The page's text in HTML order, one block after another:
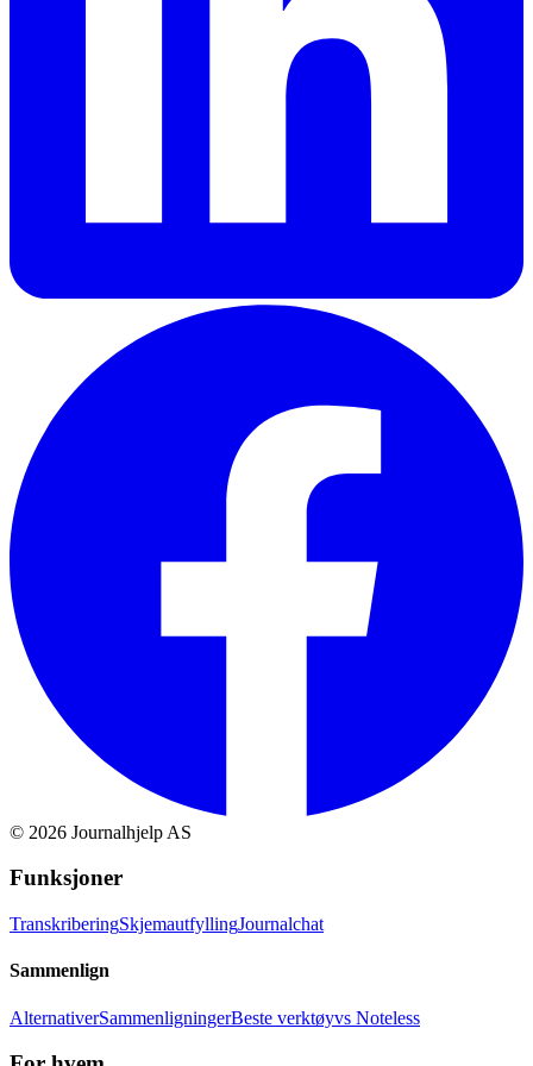
© 2026 Journalhjelp AS
Funksjoner
TranskriberingSkjemautfyllingJournalchat
Sammenlign
AlternativerSammenligningerBeste verktøyvs Noteless